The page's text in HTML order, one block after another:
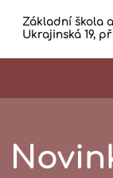
Základní škola
Ukrajinská 19,